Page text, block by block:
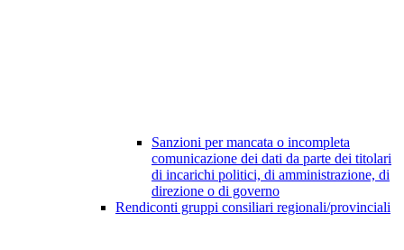
Sanzioni per mancata o incompleta
comunicazione dei dati da parte dei titolari
di incarichi politici, di amministrazione, di
direzione o di governo
Rendiconti gruppi consiliari regionali/provinciali